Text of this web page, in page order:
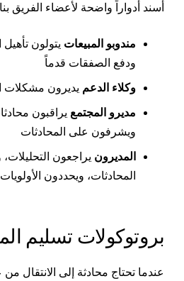
أدواراً واضحة لأعضاء الفريق بناءً
مندوبو المبيعاتيتولون تأهيل
ودفع الصفقات قدماً
وكلاء الدعميديرون مشكلات
مديرو المجتمعيراقبون محادثات
ويشرفون على المحادثات
المديرونيراجعون التحليلات،
المحادثات، ويحددون الأولويات
تسليم
تحتاج محادثة إلى الانتقال من